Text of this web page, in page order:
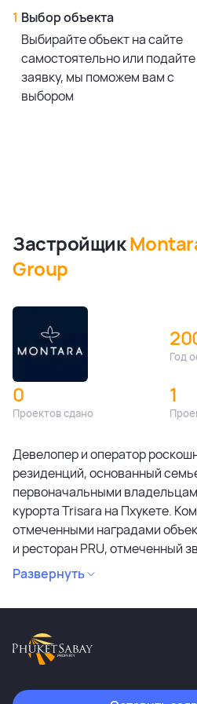
1 Выбор объекта
Выбирайте объект на сайте
самостоятельно или подайте
заявку, мы поможем вам с
выбором
Застройщик
Group
Год
0
Проектов сдано
1
Девелопер и оператор
резиденций, основанный
первоначальными
курорта Trisara на Пхукете.
отмеченными наградами
и ресторан PRU, отмеченный
своей приверженностью к
наследия и участию в жизни
Развернуть